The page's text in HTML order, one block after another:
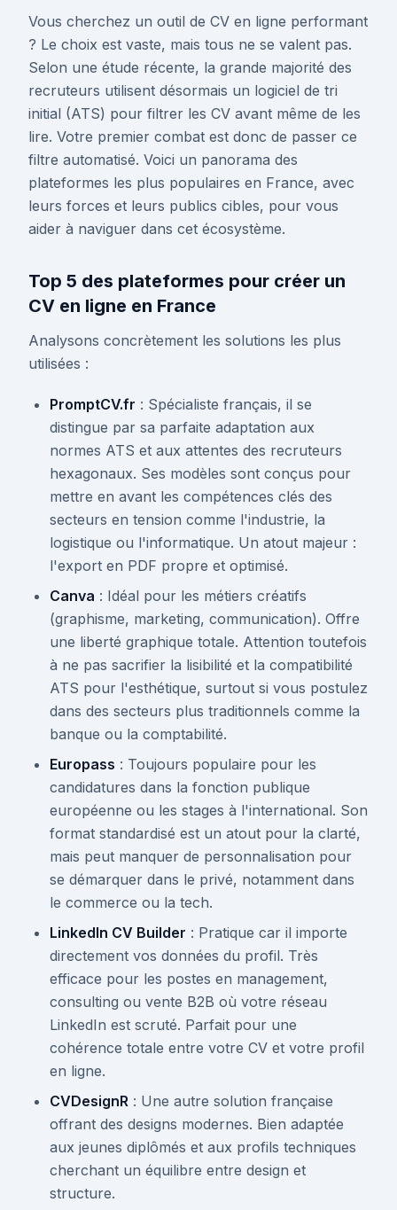
Vous cherchez un outil de CV en ligne performant
? Le choix est vaste, mais tous ne se valent pas.
Selon une étude récente, la grande majorité des
recruteurs utilisent désormais un logiciel de tri
initial (ATS) pour filtrer les CV avant même de les
lire. Votre premier combat est donc de passer ce
filtre automatisé. Voici un panorama des
plateformes les plus populaires en France, avec
leurs forces et leurs publics cibles, pour vous
aider à naviguer dans cet écosystème.
Top 5 des plateformes pour créer un
CV en ligne en France
Analysons concrètement les solutions les plus
utilisées :
PromptCV.fr : Spécialiste français, il se
distingue par sa parfaite adaptation aux
normes ATS et aux attentes des recruteurs
hexagonaux. Ses modèles sont conçus pour
mettre en avant les compétences clés des
secteurs en tension comme l'industrie, la
logistique ou l'informatique. Un atout majeur :
l'export en PDF propre et optimisé.
Canva : Idéal pour les métiers créatifs
(graphisme, marketing, communication). Offre
une liberté graphique totale. Attention toutefois
à ne pas sacrifier la lisibilité et la compatibilité
ATS pour l'esthétique, surtout si vous postulez
dans des secteurs plus traditionnels comme la
banque ou la comptabilité.
Europass : Toujours populaire pour les
candidatures dans la fonction publique
européenne ou les stages à l'international. Son
format standardisé est un atout pour la clarté,
mais peut manquer de personnalisation pour
se démarquer dans le privé, notamment dans
le commerce ou la tech.
LinkedIn CV Builder : Pratique car il importe
directement vos données du profil. Très
efficace pour les postes en management,
consulting ou vente B2B où votre réseau
LinkedIn est scruté. Parfait pour une
cohérence totale entre votre CV et votre profil
en ligne.
CVDesignR : Une autre solution française
offrant des designs modernes. Bien adaptée
aux jeunes diplômés et aux profils techniques
cherchant un équilibre entre design et
structure.